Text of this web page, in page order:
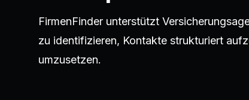
FirmenFinder unterstützt
zu identifizieren, Kontakte strukturiert
umzusetzen.